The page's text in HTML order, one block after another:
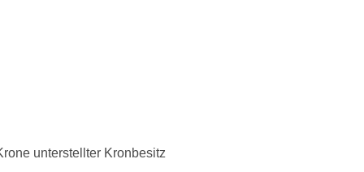
unterstellter Kronbesitz